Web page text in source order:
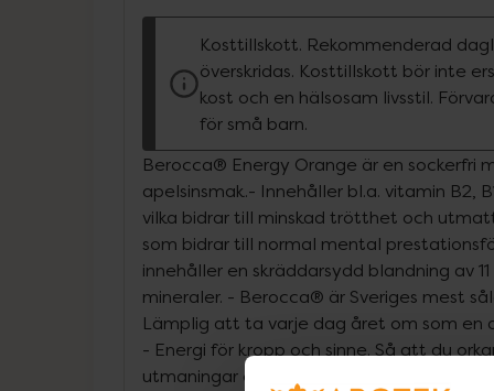
Kosttillskott. Rekommenderad
överskridas. Kosttillskott bör inte
kost och en hälsosam livsstil.
för små barn.
Berocca® Energy Orange är en sockerfri
apelsinsmak.- Innehåller bl.a. vitamin B2,
vilka bidrar till minskad trötthet och
som bidrar till normal mental
innehåller en skräddarsydd blandning av
mineraler. - Berocca® är Sveriges mest
Lämplig att ta varje dag året om som en
- Energi för kropp och sinne. Så att du
utmaningar och aktiviteter 365 dagar om